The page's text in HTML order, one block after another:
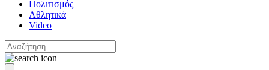
Πολιτισμός
Αθλητικά
Video